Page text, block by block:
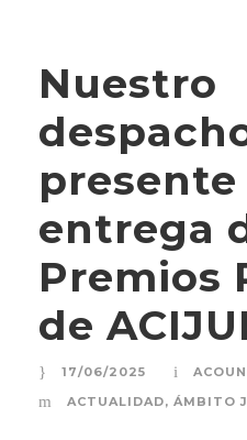
Nuestro
presente
entrega
Premios
de
17/06/2025
ACTUALIDAD, ÁMBITO